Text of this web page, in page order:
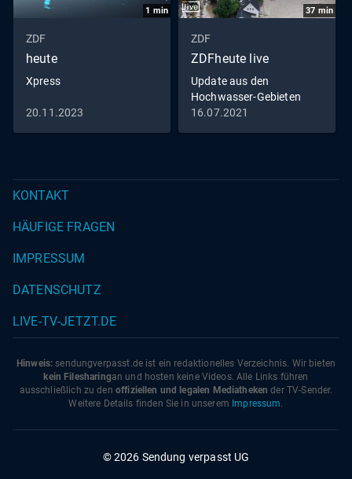
1 min
ZDF
heute
Xpress
20.11.2023
37 min
ZDF
ZDFheute live
Update aus den
Hochwasser-Gebieten
16.07.2021
KONTAKT
HÄUFIGE FRAGEN
IMPRESSUM
DATENSCHUTZ
LIVE-TV-JETZT.DE
Hinweis: sendungverpasst.de ist ein redaktionelles Verzeichnis. Wir bieten
kein Filesharingan und hosten keine Videos. Alle Links führen
ausschließlich zu den offiziellen und legalen Mediatheken der TV-Sender.
Weitere Details finden Sie in unserem Impressum.
© 2026 Sendung verpasst UG